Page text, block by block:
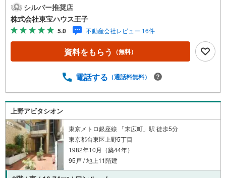
にお電話ください！下記のお申込み方法も可能です！ご見
学希望のお客様:右上の「室内・現地を見学する」をクリッ
クして下さい。資料請求希望のお客様:右上の「資料をもら
う」をクリックして下さい。【東宝ハウス王子のポイン
ト】（1）不動産のご提案から資金計画・ライフシミュレー
ションのご相談・無理のないライフプラン、提携による低
生活」を「未来カレンダー」で見える化します。（2）ご購
ポート」・漠然としたキャッシュフローのグラフ化、効果
的な生命保険の見直し、繰り上げ返済の効果的なタイミン
グなどご提案させて頂きます。■ご案内方法ご自宅へお迎
え・最寄駅等でお待ち合わせ、弊社へのご来社など、ご相
談くださいませ。■お車の無料提携駐車場がございます。
シルバー推奨店
株式会社東宝ハウス王子
5.0 不動産会社レビュー 16件
資料をもらう （無料）
電話する （通話料無料）
上野アビタシオン
東京メトロ銀座線 「末広町」駅 徒歩5分
東京都台東区上野5丁目
1982年10月（築44年）
95戸 / 地上11階建